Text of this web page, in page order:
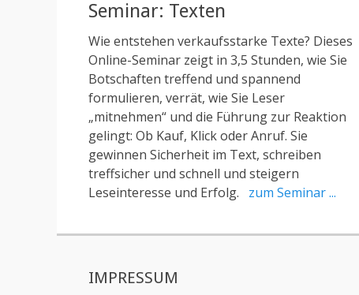
Seminar: Texten
Wie entstehen verkaufsstarke Texte? Dieses
Online-Seminar zeigt in 3,5 Stunden, wie Sie
Botschaften treffend und spannend
formulieren, verrät, wie Sie Leser
„mitnehmen“ und die Führung zur Reaktion
gelingt: Ob Kauf, Klick oder Anruf. Sie
gewinnen Sicherheit im Text, schreiben
treffsicher und schnell und steigern
Leseinteresse und Erfolg. zum Seminar ...
IMPRESSUM